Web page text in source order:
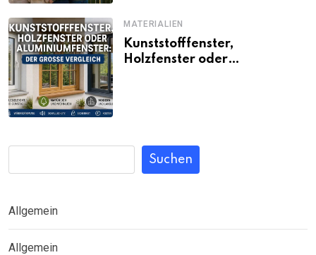
MATERIALIEN
Kunststofffenster,
Holzfenster oder
Suchen
Allgemein
Allgemein